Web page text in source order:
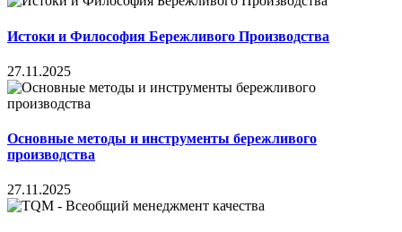
Истоки и Философия Бережливого Производства
27.11.2025
Основные методы и инструменты бережливого
производства
27.11.2025